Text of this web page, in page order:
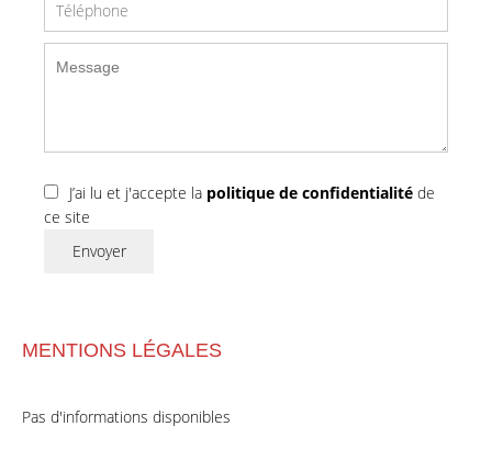
J’ai lu et j'accepte la politique de confidentialité de
ce site
Envoyer
MENTIONS LÉGALES
Pas d'informations disponibles